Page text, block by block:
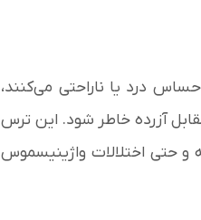
درد یا ناراحتی می‌کنند،
آزرده خاطر شود. این ترس
و حتی اختلالات واژینیسموس